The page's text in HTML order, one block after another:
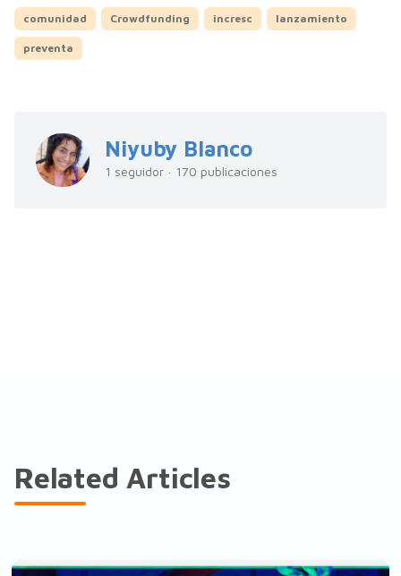
comunidad Crowdfunding incresc lanzamiento
preventa
Niyuby Blanco
1 seguidor · 170 publicaciones
Related Articles